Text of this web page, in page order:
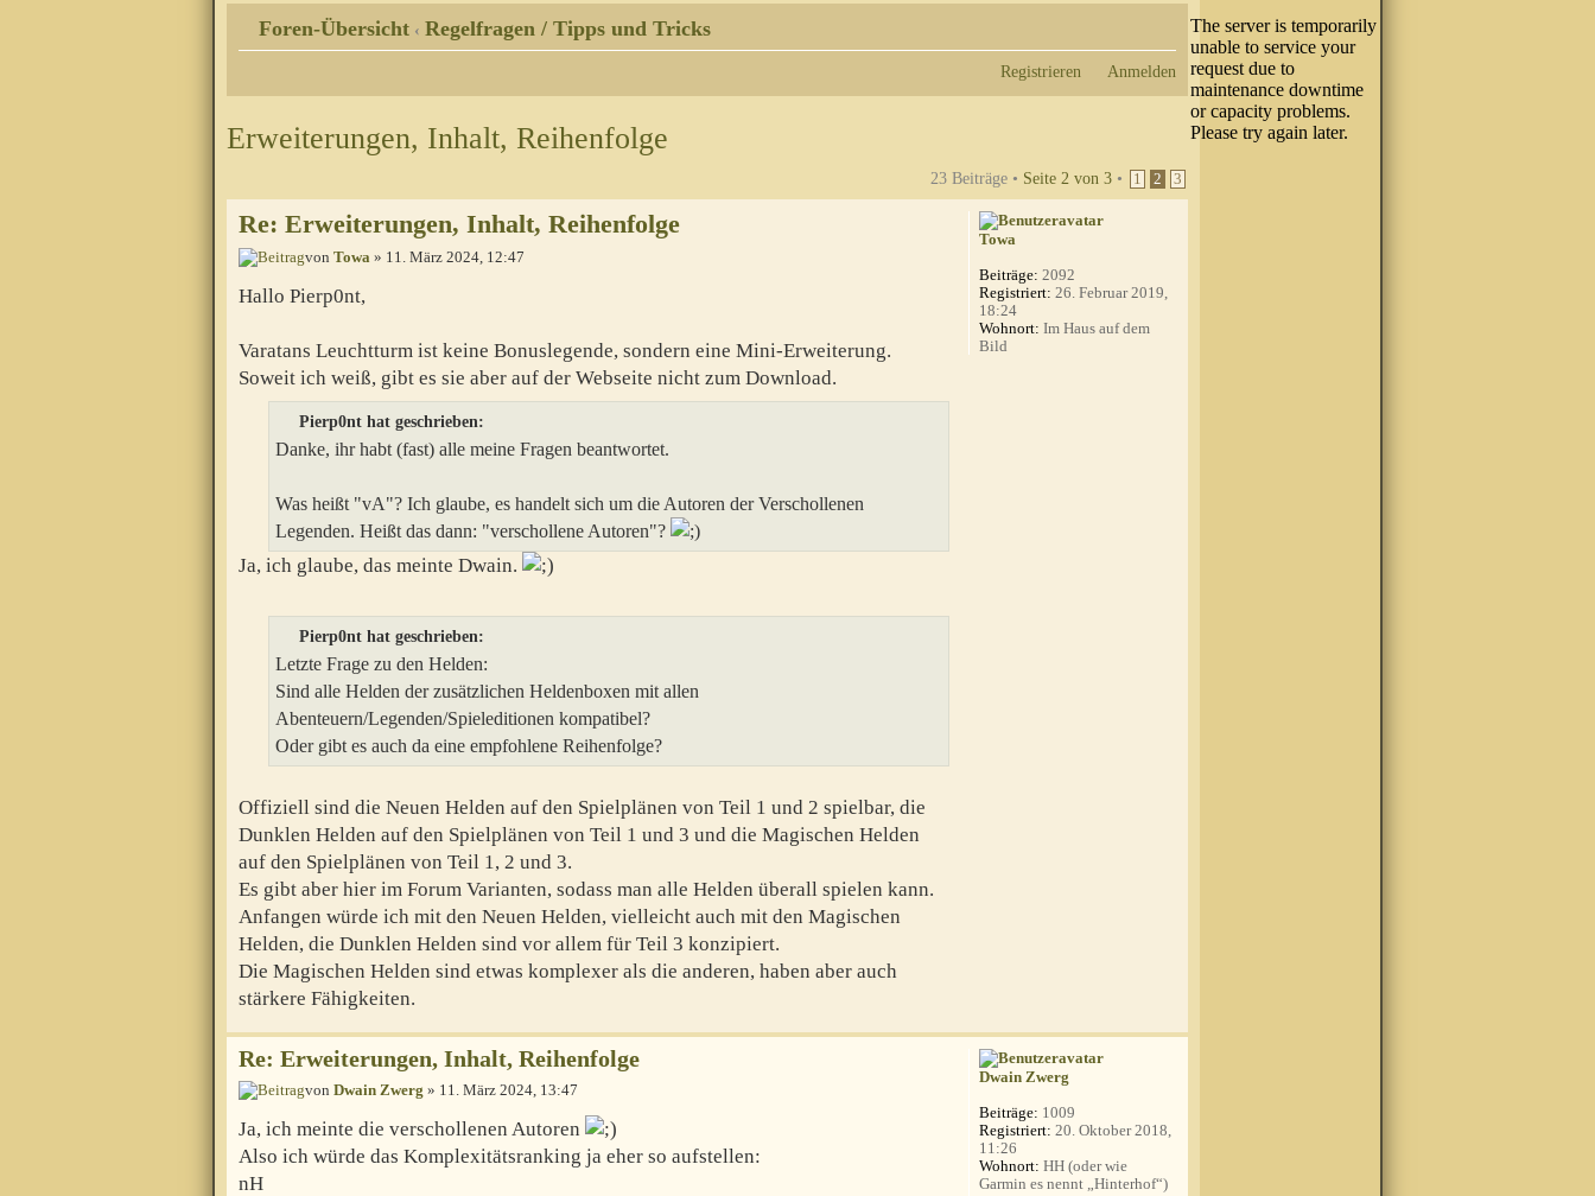
Foren-Übersicht ‹ Regelfragen / Tipps und Tricks
Registrieren Anmelden
Erweiterungen, Inhalt, Reihenfolge
23 Beiträge • Seite 2 von 3 • 1 2 3
Re: Erweiterungen, Inhalt, Reihenfolge
von Towa » 11. März 2024, 12:47
Hallo Pierp0nt,
Varatans Leuchtturm ist keine Bonuslegende, sondern eine Mini-Erweiterung.
Soweit ich weiß, gibt es sie aber auf der Webseite nicht zum Download.
Pierp0nt hat geschrieben:
Danke, ihr habt (fast) alle meine Fragen beantwortet.
Was heißt "vA"? Ich glaube, es handelt sich um die Autoren der Verschollenen
Legenden. Heißt das dann: "verschollene Autoren"?
Ja, ich glaube, das meinte Dwain.
Pierp0nt hat geschrieben:
Letzte Frage zu den Helden:
Sind alle Helden der zusätzlichen Heldenboxen mit allen
Abenteuern/Legenden/Spieleditionen kompatibel?
Oder gibt es auch da eine empfohlene Reihenfolge?
Offiziell sind die Neuen Helden auf den Spielplänen von Teil 1 und 2 spielbar, die
Dunklen Helden auf den Spielplänen von Teil 1 und 3 und die Magischen Helden
auf den Spielplänen von Teil 1, 2 und 3.
Es gibt aber hier im Forum Varianten, sodass man alle Helden überall spielen kann.
Anfangen würde ich mit den Neuen Helden, vielleicht auch mit den Magischen
Helden, die Dunklen Helden sind vor allem für Teil 3 konzipiert.
Die Magischen Helden sind etwas komplexer als die anderen, haben aber auch
stärkere Fähigkeiten.
Towa
Beiträge: 2092
Registriert: 26. Februar 2019,
18:24
Wohnort: Im Haus auf dem
Bild
Re: Erweiterungen, Inhalt, Reihenfolge
von Dwain Zwerg » 11. März 2024, 13:47
Ja, ich meinte die verschollenen Autoren
Also ich würde das Komplexitätsranking ja eher so aufstellen:
nH
Dwain Zwerg
Beiträge: 1009
Registriert: 20. Oktober 2018,
11:26
Wohnort: HH (oder wie
Garmin es nennt „Hinterhof“)